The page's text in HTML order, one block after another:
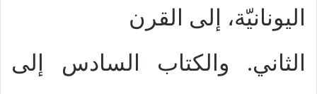
اليونانيّة، إلى القرن
الثاني. والكتاب السادس إلى